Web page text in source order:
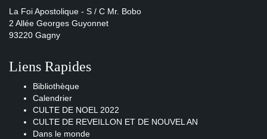
La Foi Apostolique - S / C Mr. Bobo
2 Allée Georges Guyonnet
93220 Gagny
Liens Rapides
Bibliothèque
Calendrier
CULTE DE NOEL 2022
CULTE DE REVEILLON ET DE NOUVEL AN
Dans le monde